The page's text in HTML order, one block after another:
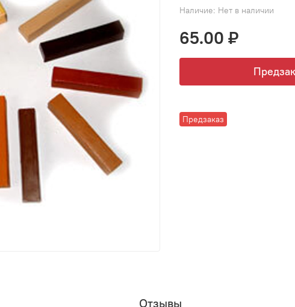
Наличие: Нет в наличии
Предзаказ
65.00 ₽
Отзывы